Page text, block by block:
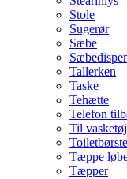
Stole
Sugerør
Sæbe
Tallerken
Taske
Tehætte
Telefon
Til
Toiletbørste
Tæppe
Tæpper